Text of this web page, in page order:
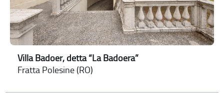
Villa Badoer, detta “La Badoera”
Fratta Polesine (RO)